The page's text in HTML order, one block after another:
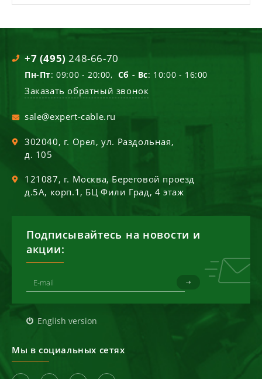
+7 (495) 248-66-70
Пн-Пт: 09:00 - 20:00, Сб - Вс: 10:00 - 16:00
Заказать обратный звонок
sale@expert-cable.ru
302040, г. Орел,ул. Раздольная,
д. 105
121087, г. Москва, Береговой проезд
д.5А, корп.1, БЦ Фили Град, 4 этаж
Подписывайтесь на новости и
акции:
English version
Мы в социальных сетях